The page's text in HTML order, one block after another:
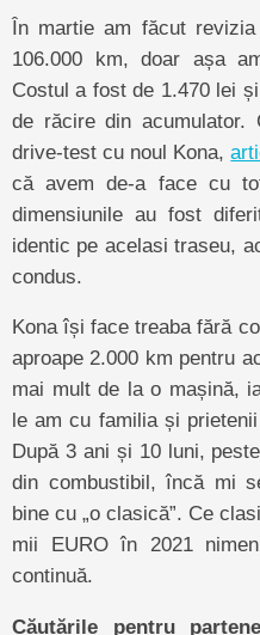
În martie am făcut
106.000 km, doar așa
Costul a fost de 1.470 lei
de răcire din
drive-test cu noul Kona,
că avem de-a face cu
dimensiunile au fost
identic pe acelasi traseu,
condus.
Kona își face treaba fără
aproape 2.000 km pentru
mai mult de la o mașină,
le am cu familia și
După 3 ani și 10 luni,
din combustibil, încă mi
bine cu „o clasică”. Ce
mii EURO în 2021
continuă.
Căutările pentru